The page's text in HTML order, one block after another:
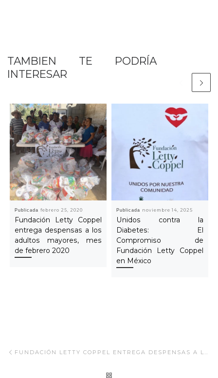
TAMBIEN TE PODRÍA
INTERESAR
Publicadafebrero 25, 2020
Fundación Letty Coppel
entrega despensas a los
adultos mayores, mes
de febrero 2020
Publicada noviembre 14, 2025
Unidos contra la
Diabetes: El
Compromiso de
Fundación Letty Coppel
en México
Navegar Artículo FUNDACIÓN LETTY COPPEL ENTREGA DESPENSAS A LOS ADULTOS MAYORES.